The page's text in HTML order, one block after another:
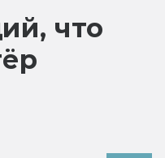
что